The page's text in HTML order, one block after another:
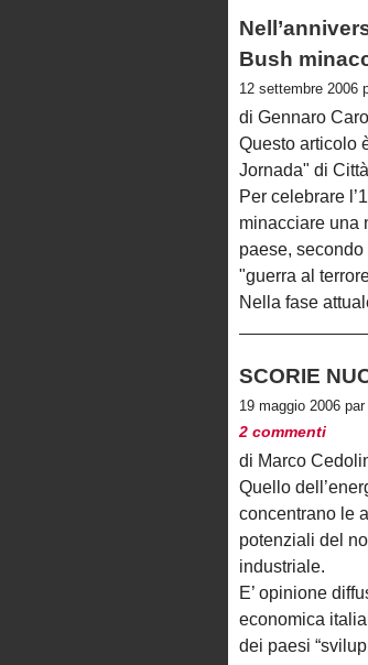
Bush
12 settembre 2006
di Gennaro
Questo articolo
Jornada" di
Per celebrare
minacciare una
paese, secondo
"guerra al
Nella fase
SCORIE
19 maggio 2006 par
2 commenti
di Marco
Quello
concentrano le
potenziali del
industriale.
E’ opinione
economica
dei paesi